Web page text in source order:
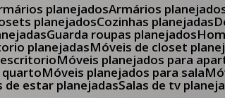
planejados Armários
planejados Cozinhas planejadas
Guarda roupas planejados
planejadas Móveis de closet
escritorio Móveis planejados para
quarto Móveis planejados para sala
de estar planejadas Salas de tv